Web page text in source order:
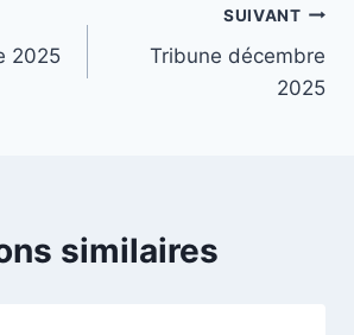
2025
SUIVANT
Tribune décembre
2025
similaires